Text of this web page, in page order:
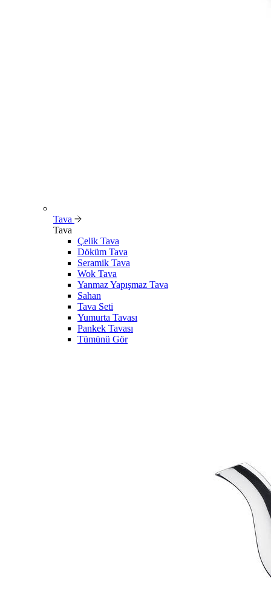
Tava
Tava
Çelik Tava
Döküm Tava
Seramik Tava
Wok Tava
Yanmaz Yapışmaz Tava
Sahan
Tava Seti
Yumurta Tavası
Pankek Tavası
Tümünü Gör